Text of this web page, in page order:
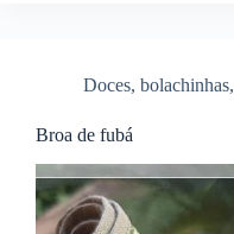
Doces, bolachinhas,
Broa de fubá